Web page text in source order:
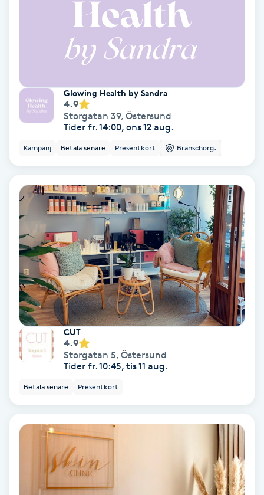
Hyaluronsyra
Hyperhidros
Hypnos
Hårbottenbehandling
Hårförlängning
Hårvård
Hälsa
Hälsprickor
Idrottsmassage
IPL
IPL hårborttagning
IR-massage
Glowing Health by Sandra
4.9
Storgatan 39, Östersund
Tider fr. 14:00, ons 12 aug.
Kampanj Betala senare Presentkort Branschorg.
CUT
4.9
Storgatan 5, Östersund
Tider fr. 10:45, tis 11 aug.
Betala senare Presentkort